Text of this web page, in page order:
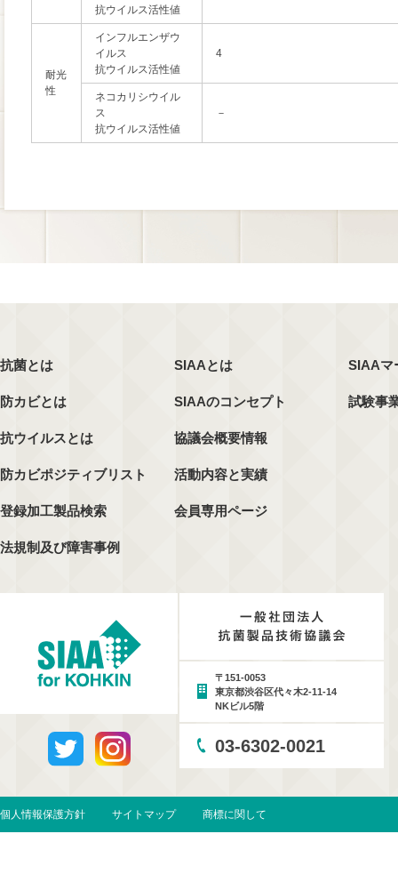
抗ウイルス活性値
耐光
性
インフルエンザウ
イルス
抗ウイルス活性値
4
ネコカリシウイル
ス
抗ウイルス活性値
－
抗菌とは
防カビとは
抗ウイルスとは
防カビポジティブリスト
登録加工製品検索
法規制及び障害事例
SIAAとは
SIAAのコンセプト
協議会概要情報
活動内容と実績
会員専用ページ
SIAAマ
試験事
〒151-0053
東京都渋谷区代々木2-11-14
NKビル5階
03-6302-0021
個人情報保護方針 サイトマップ 商標に関して